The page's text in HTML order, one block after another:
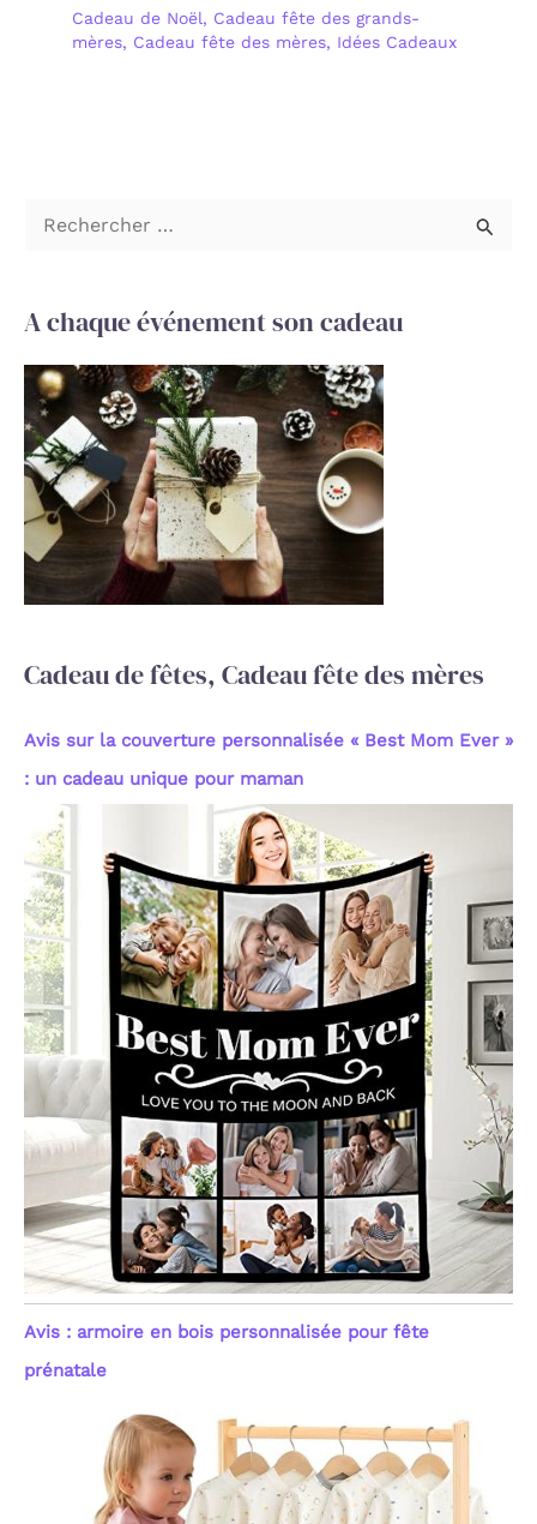
Cadeau de Noël, Cadeau fête des grands-
mères, Cadeau fête des mères, Idées Cadeaux
c
e
r
c
A chaque événement son cadeau
Cadeau de fêtes, Cadeau fête des mères
Avis sur la couverture personnalisée « Best Mom Ever »
: un cadeau unique pour maman
Avis : armoire en bois personnalisée pour fête
prénatale